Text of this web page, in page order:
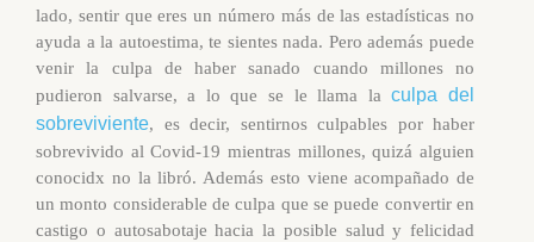
lado, sentir que eres un número más de las estadísticas no
ayuda a la autoestima, te sientes nada. Pero además puede
venir la culpa de haber sanado cuando millones no
pudieron salvarse, a lo que se le llama laculpa del
sobreviviente, es decir, sentirnos culpables por haber
sobrevivido al Covid-19 mientras millones, quizá alguien
conocidx no la libró. Además esto viene acompañado de
un monto considerable de culpa que se puede convertir en
castigo o autosabotaje hacia la posible salud y felicidad